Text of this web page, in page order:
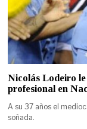
Nicolás Lodeiro
profesional en
A su 37 años el
soñada.